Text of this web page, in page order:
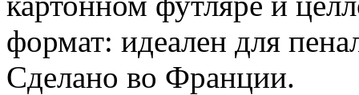
формат: идеален для
Сделано во Франции.